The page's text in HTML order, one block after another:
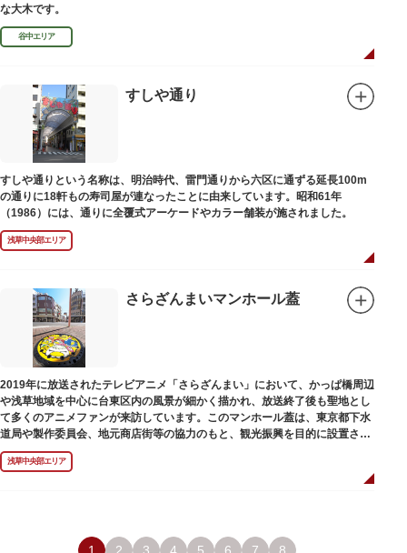
な大木です。
谷中エリア
すしや通り
すしや通りという名称は、明治時代、雷門通りから六区に通ずる延長100m
の通りに18軒もの寿司屋が連なったことに由来しています。昭和61年
（1986）には、通りに全覆式アーケードやカラー舗装が施されました。
浅草中央部エリア
さらざんまいマンホール蓋
2019年に放送されたテレビアニメ「さらざんまい」において、かっぱ橋周辺
や浅草地域を中心に台東区内の風景が細かく描かれ、放送終了後も聖地とし
て多くのアニメファンが来訪しています。このマンホール蓋は、東京都下水
道局や製作委員会、地元商店街等の協力のもと、観光振興を目的に設置され
ました。
描かれているのは、主人公である矢逆一稀、久慈悠、陣内燕太の3人が、か
っぱ橋に封印されていた謎のカッパ型生命体“ケッピ”によって河童の姿に変
浅草中央部エリア
1 2 3 4 5 6 7 8